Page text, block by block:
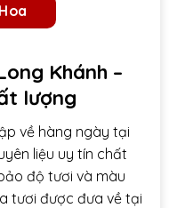
Khánh –
lượng
về hàng ngày tại
liệu uy tín chất
độ tươi và màu
tươi được đưa về tại